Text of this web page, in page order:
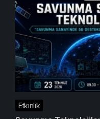
Etkinlik